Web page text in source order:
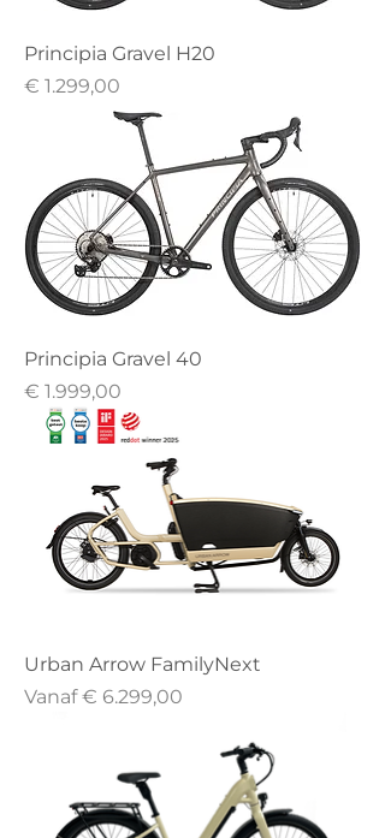
Principia Gravel H20
Prijs
€ 1.299,00
Principia Gravel 40
Prijs
€ 1.999,00
Urban Arrow FamilyNext
Vanaf€ 6.299,00
Verkoopprijs